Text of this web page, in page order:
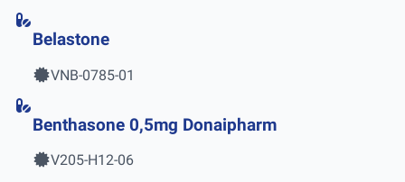
Belastone
VNB-0785-01
Benthasone 0,5mg Donaipharm
V205-H12-06